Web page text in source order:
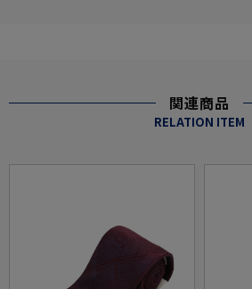
関連商品
RELATION ITEM